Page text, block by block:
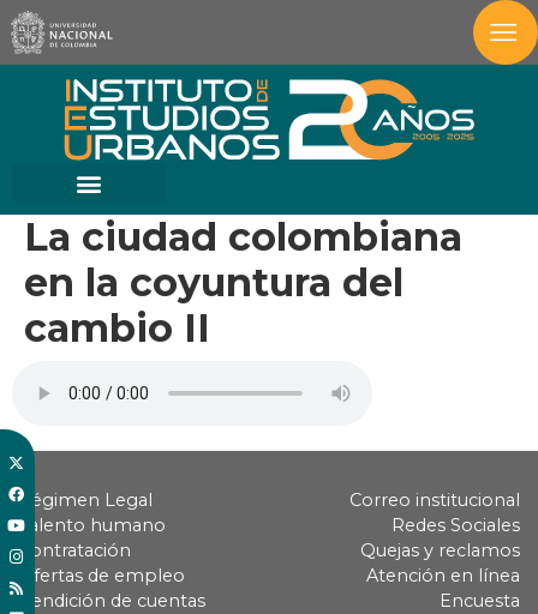
La ciudad colombiana
en la coyuntura del
cambio II
Régimen Legal
Talento humano
Contratación
Ofertas de empleo
Rendición de cuentas
Correo institucional
Redes Sociales
Quejas y reclamos
Atención en línea
Encuesta